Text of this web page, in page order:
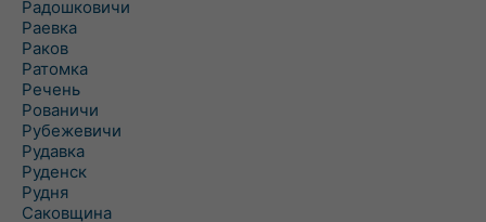
Радошковичи
Раевка
Раков
Ратомка
Речень
Рованичи
Рубежевичи
Рудавка
Руденск
Рудня
Саковщина